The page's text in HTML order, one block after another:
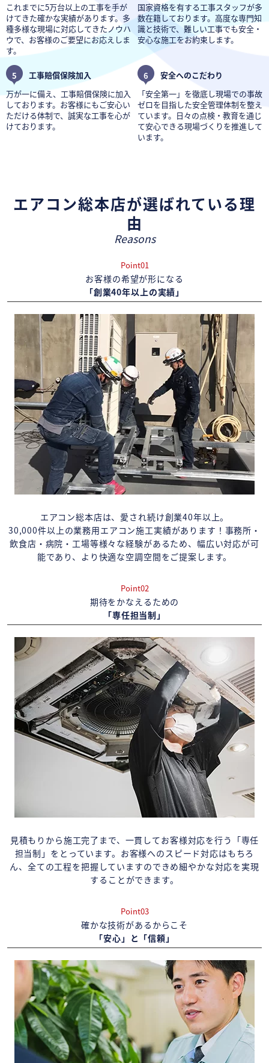
これまでに5万台以上の工事を手が
けてきた確かな実績があります。多
種多様な現場に対応してきたノウハ
ウで、お客様のご要望にお応えしま
す。
国家資格を有する工事スタッフが多
数在籍しております。高度な専門知
識と技術で、難しい工事でも安全・
安心な施工をお約束します。
5
工事賠償保険加入
万が一に備え、工事賠償保険に加入
しております。お客様にもご安心い
ただける体制で、誠実な工事を心が
けております。
6
安全へのこだわり
「安全第一」を徹底し現場での事故
ゼロを目指した安全管理体制を整え
ています。日々の点検・教育を通じ
て安心できる現場づくりを推進して
います。
エアコン総本店が選ばれている理
由
Reasons
Point01
お客様の希望が形になる
「創業40年以上の実績」
エアコン総本店は、愛され続け創業40年以上。
30,000件以上の業務用エアコン施工実績があります！事務所・
飲食店・病院・工場等様々な経験があるため、幅広い対応が可
能であり、より快適な空調空間をご提案します。
Point02
期待をかなえるための
「専任担当制」
見積もりから施工完了まで、一貫してお客様対応を行う「専任
担当制」をとっています。お客様へのスピード対応はもちろ
ん、全ての工程を把握していますのできめ細やかな対応を実現
することができます。
Point03
確かな技術があるからこそ
「安心」と「信頼」